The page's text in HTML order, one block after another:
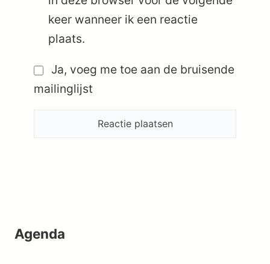
keer wanneer ik een reactie
plaats.
Ja, voeg me toe aan de bruisende
mailinglijst
Agenda